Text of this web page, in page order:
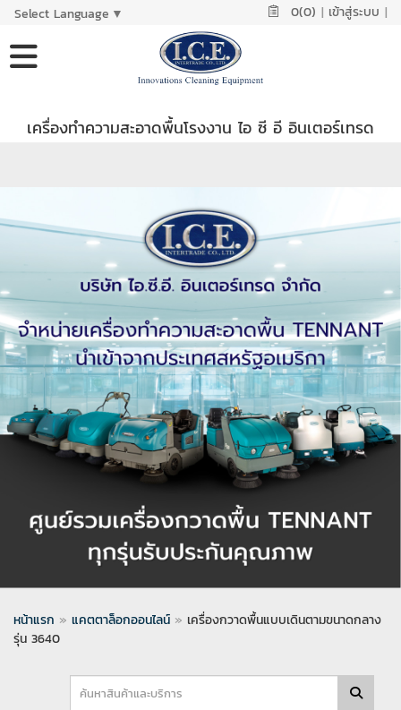
Select Language ▼ 0(0) | เข้าสู่ระบบ |
เครื่องทำความสะอาดพื้นโรงงาน ไอ ซี อี อินเตอร์เทรด
หน้าแรก » แคตตาล็อกออนไลน์ » เครื่องกวาดพื้นแบบเดินตามขนาดกลาง
รุ่น 3640